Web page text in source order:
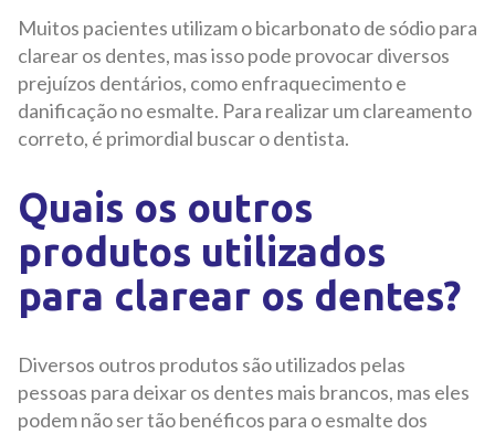
Muitos pacientes utilizam o bicarbonato de sódio para
clarear os dentes, mas isso pode provocar diversos
prejuízos dentários, como enfraquecimento e
danificação no esmalte. Para realizar um clareamento
correto, é primordial buscar o dentista.
Quais os outros
produtos utilizados
para clarear os dentes?
Diversos outros produtos são utilizados pelas
pessoas para deixar os dentes mais brancos, mas eles
podem não ser tão benéficos para o esmalte dos